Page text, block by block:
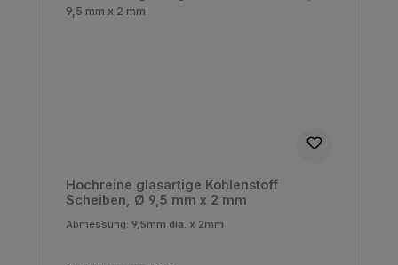
Hochreine glasartige Kohlenstoff
Scheiben, Ø 9,5 mm x 2 mm
Abmessung: 9,5mm dia. x 2mm